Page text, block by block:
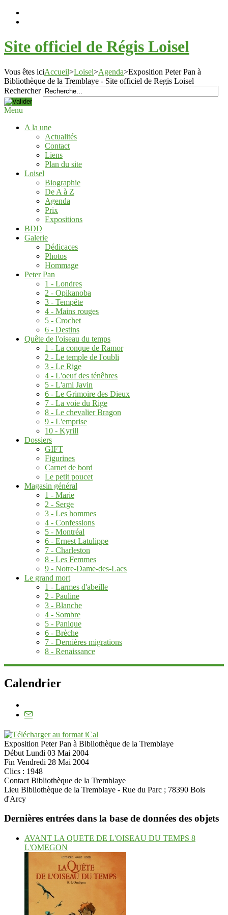
Site officiel de Régis Loisel
Vous êtes iciAccueil>Loisel>Agenda>Exposition Peter Pan à
Bibliothèque de la Tremblaye - Site officiel de Regis Loisel
Rechercher
Menu
A la une
Actualités
Contact
Liens
Plan du site
Loisel
Biographie
De A à Z
Agenda
Prix
Expositions
BDD
Galerie
Dédicaces
Photos
Hommage
Peter Pan
1 - Londres
2 - Opikanoba
3 - Tempête
4 - Mains rouges
5 - Crochet
6 - Destins
Quête de l'oiseau du temps
1 - La conque de Ramor
2 - Le temple de l'oubli
3 - Le Rige
4 - L'oeuf des ténêbres
5 - L'ami Javin
6 - Le Grimoire des Dieux
7 - La voie du Rige
8 - Le chevalier Bragon
9 - L'emprise
10 - Kyrill
Dossiers
GIFT
Figurines
Carnet de bord
Le petit poucet
Magasin général
1 - Marie
2 - Serge
3 - Les hommes
4 - Confessions
5 - Montréal
6 - Ernest Latulippe
7 - Charleston
8 - Les Femmes
9 - Notre-Dame-des-Lacs
Le grand mort
1 - Larmes d'abeille
2 - Pauline
3 - Blanche
4 - Sombre
5 - Panique
6 - Brèche
7 - Dernières migrations
8 - Renaissance
Calendrier
Exposition Peter Pan à Bibliothèque de la Tremblaye
Début Lundi 03 Mai 2004
Fin Vendredi 28 Mai 2004
Clics : 1948
Contact Bibliothèque de la Tremblaye
Lieu Bibliothèque de la Tremblaye - Rue du Parc ; 78390 Bois
d'Arcy
Dernières entrées dans la base de données des objets
AVANT LA QUETE DE L'OISEAU DU TEMPS 8
L'OMEGON